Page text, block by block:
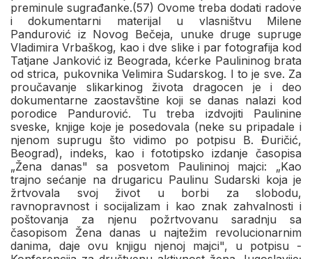
preminule sugrađanke.(57) Ovome treba dodati radove
i dokumentarni materijal u vlasništvu Milene
Pandurović iz Novog Bečeja, unuke druge supruge
Vladimira Vrbaškog, kao i dve slike i par fotografija kod
Tatjane Janković iz Beograda, kćerke Paulininog brata
od strica, pukovnika Velimira Sudarskog. I to je sve. Za
proučavanje slikarkinog života dragocen je i deo
dokumentarne zaostavštine koji se danas nalazi kod
porodice Pandurović. Tu treba izdvojiti Paulinine
sveske, knjige koje je posedovala (neke su pripadale i
njenom suprugu što vidimo po potpisu B. Đuričić,
Beograd), indeks, kao i fototipsko izdanje časopisa
„Žena danas" sa posvetom Paulininoj majci: „Kao
trajno sećanje na drugaricu Paulinu Sudarski koja je
žrtvovala svoj život u borbi za slobodu,
ravnopravnost i socijalizam i kao znak zahvalnosti i
poštovanja za njenu požrtvovanu saradnju sa
časopisom Žena danas u najtežim revolucionarnim
danima, daje ovu knjigu njenoj majci", u potpisu -